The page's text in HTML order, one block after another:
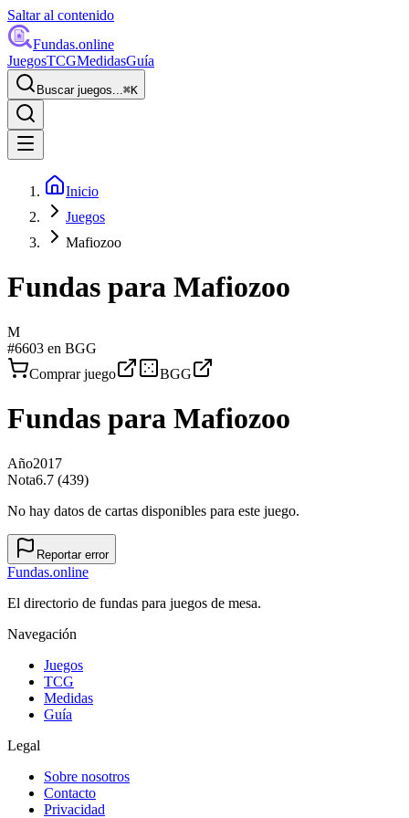
Saltar al contenido
Fundas.online
JuegosTCGMedidasGuía
Buscar juegos...⌘K
Inicio
Juegos
Mafiozoo
Fundas para Mafiozoo
M
#6603 en BGG
Comprar juego
BGG
Fundas para Mafiozoo
Año2017
Nota6.7 (439)
No hay datos de cartas disponibles para este juego.
Reportar error
Fundas.online
El directorio de fundas para juegos de mesa.
Navegación
Juegos
TCG
Medidas
Guía
Legal
Sobre nosotros
Contacto
Privacidad